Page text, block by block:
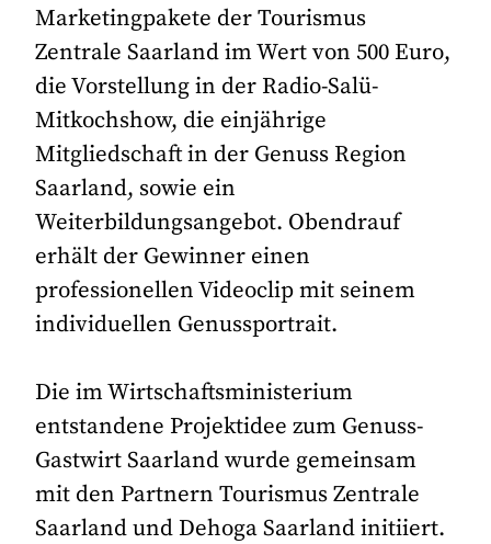
Marketingpakete der Tourismus
Zentrale Saarland im Wert von 500 Euro,
die Vorstellung in der Radio-Salü-
Mitkochshow, die einjährige
Mitgliedschaft in der Genuss Region
Saarland, sowie ein
Weiterbildungsangebot. Obendrauf
erhält der Gewinner einen
professionellen Videoclip mit seinem
individuellen Genussportrait.
Die im Wirtschaftsministerium
entstandene Projektidee zum Genuss-
Gastwirt Saarland wurde gemeinsam
mit den Partnern Tourismus Zentrale
Saarland und Dehoga Saarland initiiert.